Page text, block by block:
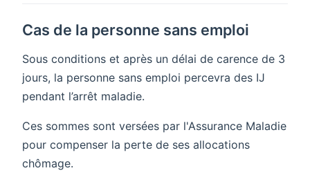
Cas de la personne sans emploi
Sous conditions et après un délai de carence de 3
jours, la personne sans emploi percevra des IJ
pendant l’arrêt maladie.
Ces sommes sont versées par l'Assurance Maladie
pour compenser la perte de ses allocations
chômage.